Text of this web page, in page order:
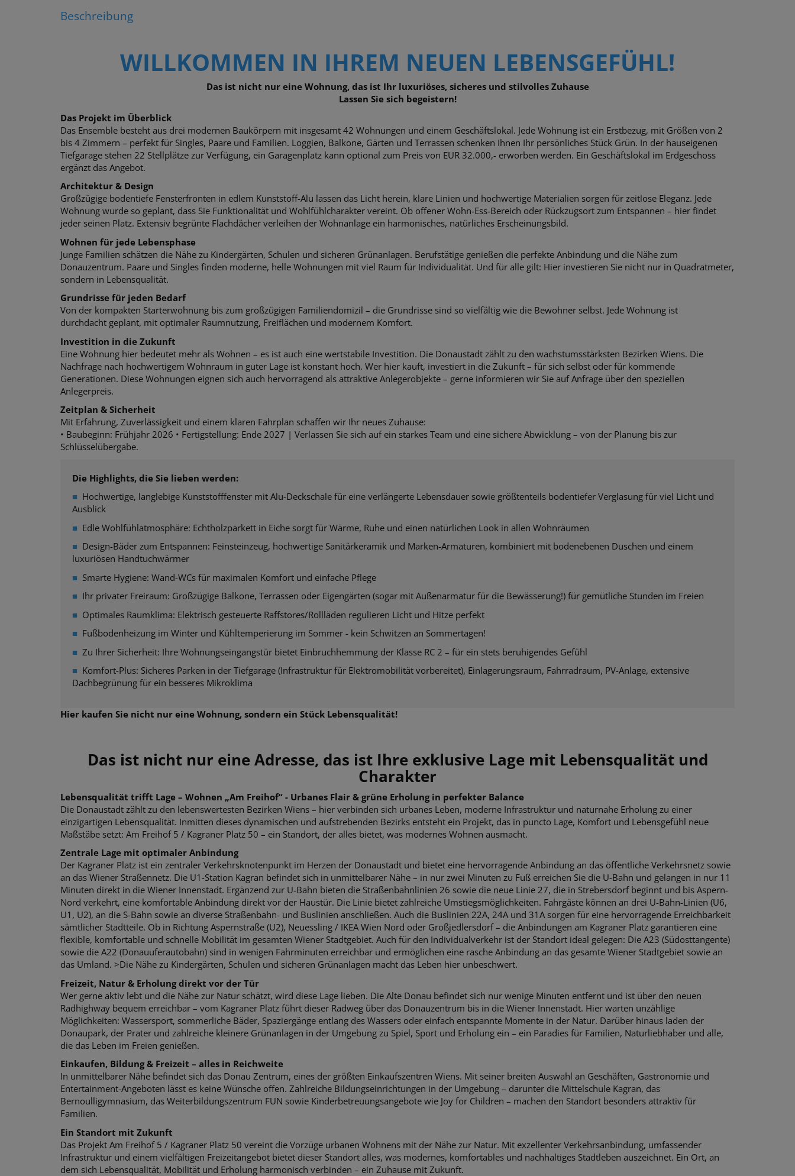
Beschreibung
WILLKOMMEN IN IHREM NEUEN LEBENSGEFÜHL!
Das ist nicht nur eine Wohnung, das ist Ihr luxuriöses, sicheres und stilvolles Zuhause
Lassen Sie sich begeistern!
Das Projekt im Überblick
Das Ensemble besteht aus drei modernen Baukörpern mit insgesamt 42 Wohnungen und einem Geschäftslokal. Jede Wohnung ist ein Erstbezug, mit Größen von 2
bis 4 Zimmern – perfekt für Singles, Paare und Familien. Loggien, Balkone, Gärten und Terrassen schenken Ihnen Ihr persönliches Stück Grün. In der hauseigenen
Tiefgarage stehen 22 Stellplätze zur Verfügung, ein Garagenplatz kann optional zum Preis von EUR 32.000,- erworben werden. Ein Geschäftslokal im Erdgeschoss
ergänzt das Angebot.
Architektur & Design
Großzügige bodentiefe Fensterfronten in edlem Kunststoff-Alu lassen das Licht herein, klare Linien und hochwertige Materialien sorgen für zeitlose Eleganz. Jede
Wohnung wurde so geplant, dass Sie Funktionalität und Wohlfühlcharakter vereint. Ob offener Wohn-Ess-Bereich oder Rückzugsort zum Entspannen – hier findet
jeder seinen Platz. Extensiv begrünte Flachdächer verleihen der Wohnanlage ein harmonisches, natürliches Erscheinungsbild.
Wohnen für jede Lebensphase
Junge Familien schätzen die Nähe zu Kindergärten, Schulen und sicheren Grünanlagen. Berufstätige genießen die perfekte Anbindung und die Nähe zum
Donauzentrum. Paare und Singles finden moderne, helle Wohnungen mit viel Raum für Individualität. Und für alle gilt: Hier investieren Sie nicht nur in Quadratmeter,
sondern in Lebensqualität.
Grundrisse für jeden Bedarf
Von der kompakten Starterwohnung bis zum großzügigen Familiendomizil – die Grundrisse sind so vielfältig wie die Bewohner selbst. Jede Wohnung ist
durchdacht geplant, mit optimaler Raumnutzung, Freiflächen und modernem Komfort.
Investition in die Zukunft
Eine Wohnung hier bedeutet mehr als Wohnen – es ist auch eine wertstabile Investition. Die Donaustadt zählt zu den wachstumsstärksten Bezirken Wiens. Die
Nachfrage nach hochwertigem Wohnraum in guter Lage ist konstant hoch. Wer hier kauft, investiert in die Zukunft – für sich selbst oder für kommende
Generationen. Diese Wohnungen eignen sich auch hervorragend als attraktive Anlegerobjekte – gerne informieren wir Sie auf Anfrage über den speziellen
Anlegerpreis.
Zeitplan & Sicherheit
Mit Erfahrung, Zuverlässigkeit und einem klaren Fahrplan schaffen wir Ihr neues Zuhause:
• Baubeginn: Frühjahr 2026 • Fertigstellung: Ende 2027 | Verlassen Sie sich auf ein starkes Team und eine sichere Abwicklung – von der Planung bis zur
Schlüsselübergabe.
Die Highlights, die Sie lieben werden:
■ Hochwertige, langlebige Kunststofffenster mit Alu-Deckschale für eine verlängerte Lebensdauer sowie größtenteils bodentiefer Verglasung für viel Licht und
Ausblick
■ Edle Wohlfühlatmosphäre: Echtholzparkett in Eiche sorgt für Wärme, Ruhe und einen natürlichen Look in allen Wohnräumen
■ Design-Bäder zum Entspannen: Feinsteinzeug, hochwertige Sanitärkeramik und Marken-Armaturen, kombiniert mit bodenebenen Duschen und einem
luxuriösen Handtuchwärmer
■ Smarte Hygiene: Wand-WCs für maximalen Komfort und einfache Pflege
■ Ihr privater Freiraum: Großzügige Balkone, Terrassen oder Eigengärten (sogar mit Außenarmatur für die Bewässerung!) für gemütliche Stunden im Freien
■ Optimales Raumklima: Elektrisch gesteuerte Raffstores/Rollläden regulieren Licht und Hitze perfekt
■ Fußbodenheizung im Winter und Kühltemperierung im Sommer - kein Schwitzen an Sommertagen!
■ Zu Ihrer Sicherheit: Ihre Wohnungseingangstür bietet Einbruchhemmung der Klasse RC 2 – für ein stets beruhigendes Gefühl
■ Komfort-Plus: Sicheres Parken in der Tiefgarage (Infrastruktur für Elektromobilität vorbereitet), Einlagerungsraum, Fahrradraum, PV-Anlage, extensive
Dachbegrünung für ein besseres Mikroklima
Hier kaufen Sie nicht nur eine Wohnung, sondern ein Stück Lebensqualität!
Das ist nicht nur eine Adresse, das ist Ihre exklusive Lage mit Lebensqualität und
Charakter
Lebensqualität trifft Lage – Wohnen „Am Freihof“ - Urbanes Flair & grüne Erholung in perfekter Balance
Die Donaustadt zählt zu den lebenswertesten Bezirken Wiens – hier verbinden sich urbanes Leben, moderne Infrastruktur und naturnahe Erholung zu einer
einzigartigen Lebensqualität. Inmitten dieses dynamischen und aufstrebenden Bezirks entsteht ein Projekt, das in puncto Lage, Komfort und Lebensgefühl neue
Maßstäbe setzt: Am Freihof 5 / Kagraner Platz 50 – ein Standort, der alles bietet, was modernes Wohnen ausmacht.
Zentrale Lage mit optimaler Anbindung
Der Kagraner Platz ist ein zentraler Verkehrsknotenpunkt im Herzen der Donaustadt und bietet eine hervorragende Anbindung an das öffentliche Verkehrsnetz sowie
an das Wiener Straßennetz. Die U1-Station Kagran befindet sich in unmittelbarer Nähe – in nur zwei Minuten zu Fuß erreichen Sie die U-Bahn und gelangen in nur 11
Minuten direkt in die Wiener Innenstadt. Ergänzend zur U-Bahn bieten die Straßenbahnlinien 26 sowie die neue Linie 27, die in Strebersdorf beginnt und bis Aspern-
Nord verkehrt, eine komfortable Anbindung direkt vor der Haustür. Die Linie bietet zahlreiche Umstiegsmöglichkeiten. Fahrgäste können an drei U-Bahn-Linien (U6,
U1, U2), an die S-Bahn sowie an diverse Straßenbahn- und Buslinien anschließen. Auch die Buslinien 22A, 24A und 31A sorgen für eine hervorragende Erreichbarkeit
sämtlicher Stadtteile. Ob in Richtung Aspernstraße (U2), Neuessling / IKEA Wien Nord oder Großjedlersdorf – die Anbindungen am Kagraner Platz garantieren eine
flexible, komfortable und schnelle Mobilität im gesamten Wiener Stadtgebiet. Auch für den Individualverkehr ist der Standort ideal gelegen: Die A23 (Südosttangente)
sowie die A22 (Donauuferautobahn) sind in wenigen Fahrminuten erreichbar und ermöglichen eine rasche Anbindung an das gesamte Wiener Stadtgebiet sowie an
das Umland. >Die Nähe zu Kindergärten, Schulen und sicheren Grünanlagen macht das Leben hier unbeschwert.
Freizeit, Natur & Erholung direkt vor der Tür
Wer gerne aktiv lebt und die Nähe zur Natur schätzt, wird diese Lage lieben. Die Alte Donau befindet sich nur wenige Minuten entfernt und ist über den neuen
Radhighway bequem erreichbar – vom Kagraner Platz führt dieser Radweg über das Donauzentrum bis in die Wiener Innenstadt. Hier warten unzählige
Möglichkeiten: Wassersport, sommerliche Bäder, Spaziergänge entlang des Wassers oder einfach entspannte Momente in der Natur. Darüber hinaus laden der
Donaupark, der Prater und zahlreiche kleinere Grünanlagen in der Umgebung zu Spiel, Sport und Erholung ein – ein Paradies für Familien, Naturliebhaber und alle,
die das Leben im Freien genießen.
Einkaufen, Bildung & Freizeit – alles in Reichweite
In unmittelbarer Nähe befindet sich das Donau Zentrum, eines der größten Einkaufszentren Wiens. Mit seiner breiten Auswahl an Geschäften, Gastronomie und
Entertainment-Angeboten lässt es keine Wünsche offen. Zahlreiche Bildungseinrichtungen in der Umgebung – darunter die Mittelschule Kagran, das
Bernoulligymnasium, das Weiterbildungszentrum FUN sowie Kinderbetreuungsangebote wie Joy for Children – machen den Standort besonders attraktiv für
Familien.
Ein Standort mit Zukunft
Das Projekt Am Freihof 5 / Kagraner Platz 50 vereint die Vorzüge urbanen Wohnens mit der Nähe zur Natur. Mit exzellenter Verkehrsanbindung, umfassender
Infrastruktur und einem vielfältigen Freizeitangebot bietet dieser Standort alles, was modernes, komfortables und nachhaltiges Stadtleben auszeichnet. Ein Ort, an
dem sich Lebensqualität, Mobilität und Erholung harmonisch verbinden – ein Zuhause mit Zukunft.